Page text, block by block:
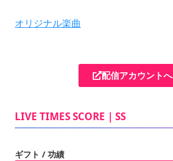
オリジナル楽曲
配信アカウントへ
LIVE TIMES SCORE｜SS
ギフト / 功績